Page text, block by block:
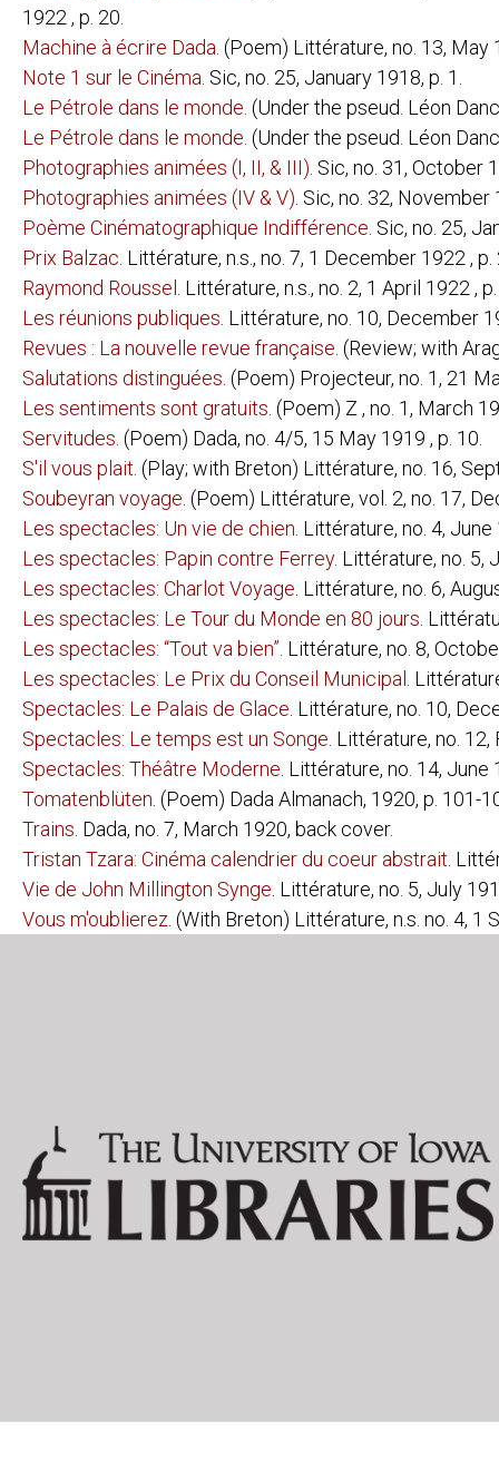
MATTHEW JOSEPHSON:
GALIMATHIAS
FRANZ JUNG:
HUNGER AN
PROLETARIER
DIE ROTE
SAUL
SOPHIE
DER
DIE TECHNIK
LAJOS KÁSSAK
JULIUS KREKEL
(CLÉMENT PANSAERS):
ZIEK; EENE
UNE BONNE
EXPOSITION
WALTER MEHRING:
ALGIER
DAS
DAS
PAUL VAN OSTAIJEN:
BEZETTE
CLÉMENT PANSAERS:
L'APOLOGIE
BAR
LE PAN PAN
ZIEK; EENE
WALTER PETRY:
DIE
FRANCIS PICABIA:
L'ATHLÈTE
EXPOSITION
JÉSUS
PENSÉES
POÈMES ET
GEORGES
RIBEMONT-DESSAIGNES:
EMPEREUR
EXPOSITION
LEDANTU LE
ALFRED SAUERMANN
DADA-
BRUNO SCHÖNLANK:
SONNIGES
KURT SCHWITTERS:
ANNA
ANNA
CHRISTOF SPENGEMANN:
KUNST
SHINKICHI TAKAHASHI:
DADA
TRISTAN TZARA:
VINGT-CINQ
1922 , p. 20.
Machine à écrire Dada . (Poem) Littérature, no. 13, May
Note 1 sur le Cinéma . Sic, no. 25, January 1918, p. 1.
Le Pétrole dans le monde . (Under the pseud. Léon
Le Pétrole dans le monde . (Under the pseud. Léon
Photographies animées (I, II, & III) . Sic, no. 31, October
Photographies animées (IV & V) . Sic, no. 32, November
Poème Cinématographique Indifférence . Sic, no. 25,
Prix Balzac . Littérature, n.s., no. 7, 1 December 1922 , p.
Raymond Roussel
. Littérature, n.s., no. 2, 1 April 1922 ,
Les réunions publiques . Littérature, no. 10, December
Revues : La nouvelle revue française . (Review; with
Salutations distinguées . (Poem) Projecteur, no. 1, 21
Les sentiments sont gratuits . (Poem) Z , no. 1, March
Servitudes . (Poem) Dada, no. 4/5, 15 May 1919 , p. 10.
S'il vous plait . (Play; with Breton) Littérature, no. 16,
Soubeyran voyage . (Poem) Littérature, vol. 2, no. 17,
Les spectacles: Un vie de chien . Littérature, no. 4,
Les spectacles: Papin contre Ferrey. Littérature, no. 5,
Les spectacles: Charlot Voyage . Littérature, no. 6,
Les spectacles: Le Tour du Monde en 80 jours .
Les spectacles: “Tout va bien” . Littérature, no. 8,
Les spectacles: Le Prix du Conseil Municipal
.
Spectacles: Le Palais de Glace . Littérature, no. 10,
Spectacles: Le temps est un Songe . Littérature, no.
Spectacles: Théâtre Moderne . Littérature, no. 14, June
Tomatenblüten . (Poem) Dada Almanach, 1920, p. 101-
Trains . Dada, no. 7, March 1920, back cover.
Tristan Tzara: Cinéma calendrier du coeur abstrait .
Vie de John Millington Synge . Littérature, no. 5, July
Vous m'oublierez . (With Breton) Littérature, n.s. no. 4,